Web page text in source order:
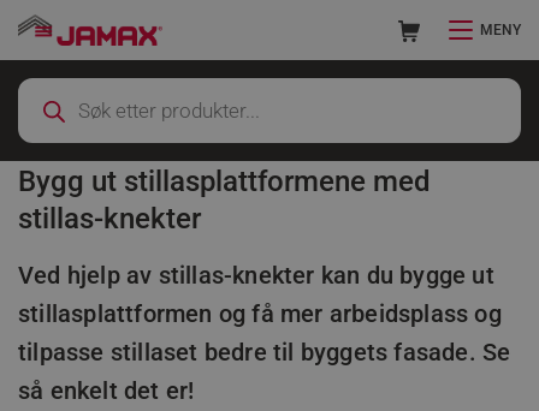
MENY
Bygg ut stillasplattformene med
stillas-knekter
Ved hjelp av stillas-knekter kan du bygge ut
stillasplattformen og få mer arbeidsplass og
tilpasse stillaset bedre til byggets fasade. Se
så enkelt det er!